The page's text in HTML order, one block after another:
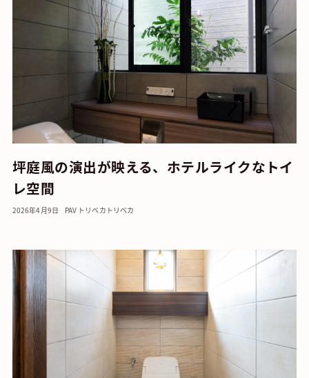
坪庭風の演出が映える、ホテルライクなトイ
レ空間
2026年4月9日 PAV トリベカ トリベカ